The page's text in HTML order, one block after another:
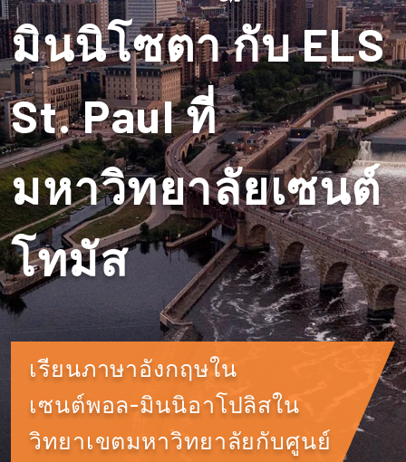
มินนิโซตา กับ ELS
St. Paul ที่
มหาวิทยาลัยเซนต์
โทมัส
เรียนภาษาอังกฤษใน
เซนต์พอล-มินนิอาโปลิสใน
วิทยาเขตมหาวิทยาลัยกับศูนย์